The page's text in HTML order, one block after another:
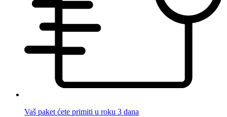
Vaš paket ćete primiti u roku 3 dana